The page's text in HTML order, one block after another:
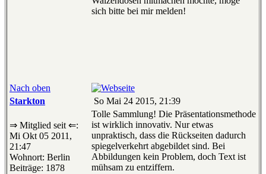
sich bitte bei mir melden!
Nach oben
Starkton
So Mai 24 2015, 21:39
⇒ Mitglied seit ⇐:
Mi Okt 05 2011,
21:47
Wohnort: Berlin
Beiträge: 1878
Tolle Sammlung! Die Präsentationsmethode
ist wirklich innovativ. Nur etwas
unpraktisch, dass die Rückseiten dadurch
spiegelverkehrt abgebildet sind. Bei
Abbildungen kein Problem, doch Text ist
mühsam zu entziffern.